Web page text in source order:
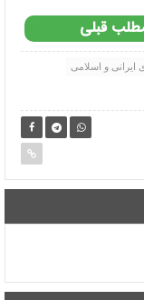
قبلی
ایرانی و اسلامی